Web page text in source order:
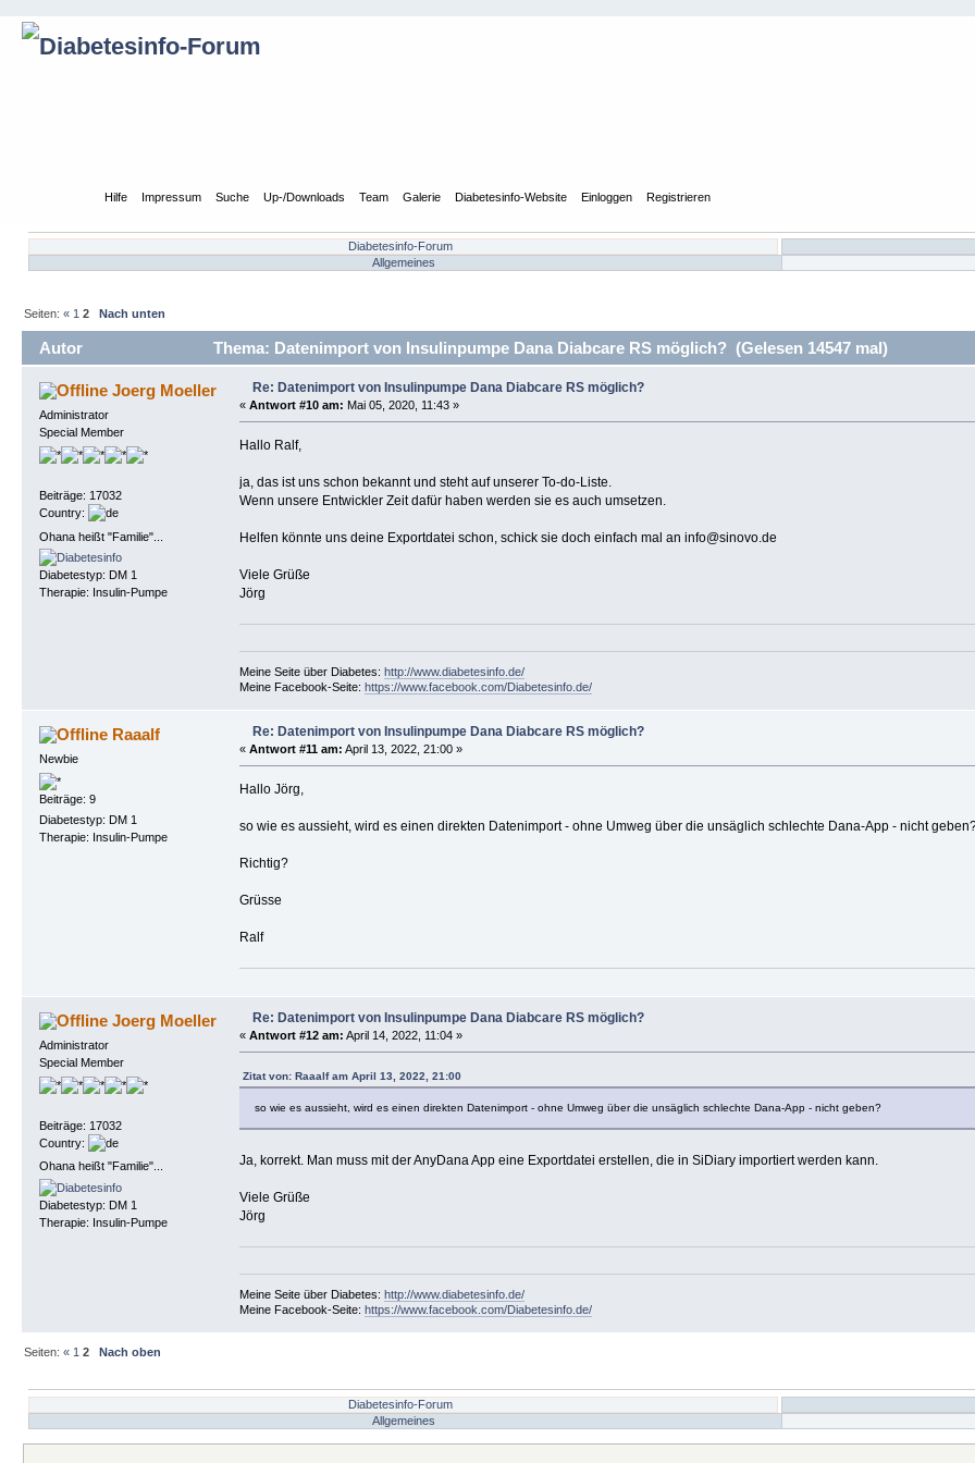
Hilfe Impressum Suche Up-/Downloads Team Galerie Diabetesinfo-Website Einloggen Registrieren
Diabetesinfo-Forum
Allgemeines
Seiten:« 1 2 Nach unten
Autor Thema: Datenimport von Insulinpumpe Dana Diabcare RS möglich? (Gelesen 14547 mal)
Joerg Moeller
Administrator
Special Member
Beiträge: 17032
Country:
Ohana heißt "Familie"...
Diabetestyp: DM 1
Therapie: Insulin-Pumpe
Re: Datenimport von Insulinpumpe Dana Diabcare RS möglich?
« Antwort #10 am: Mai 05, 2020, 11:43 »
Hallo Ralf,
ja, das ist uns schon bekannt und steht auf unserer To-do-Liste.
Wenn unsere Entwickler Zeit dafür haben werden sie es auch umsetzen.
Helfen könnte uns deine Exportdatei schon, schick sie doch einfach mal an info@sinovo.de
Viele Grüße
Jörg
Meine Seite über Diabetes: http://www.diabetesinfo.de/
Meine Facebook-Seite: https://www.facebook.com/Diabetesinfo.de/
Raaalf
Newbie
Beiträge: 9
Diabetestyp: DM 1
Therapie: Insulin-Pumpe
Re: Datenimport von Insulinpumpe Dana Diabcare RS möglich?
« Antwort #11 am: April 13, 2022, 21:00 »
Hallo Jörg,
so wie es aussieht, wird es einen direkten Datenimport - ohne Umweg über die unsäglich schlechte Dana-App - nicht
Richtig?
Grüsse
Ralf
Joerg Moeller
Administrator
Special Member
Beiträge: 17032
Country:
Ohana heißt "Familie"...
Diabetestyp: DM 1
Therapie: Insulin-Pumpe
Re: Datenimport von Insulinpumpe Dana Diabcare RS möglich?
« Antwort #12 am: April 14, 2022, 11:04 »
Zitat von: Raaalf am April 13, 2022, 21:00
so wie es aussieht, wird es einen direkten Datenimport - ohne Umweg über die unsäglich schlechte Dana-App - nicht geben?
Ja, korrekt. Man muss mit der AnyDana App eine Exportdatei erstellen, die in SiDiary importiert werden kann.
Viele Grüße
Jörg
Meine Seite über Diabetes: http://www.diabetesinfo.de/
Meine Facebook-Seite: https://www.facebook.com/Diabetesinfo.de/
Seiten:« 1 2 Nach oben
Diabetesinfo-Forum
Allgemeines